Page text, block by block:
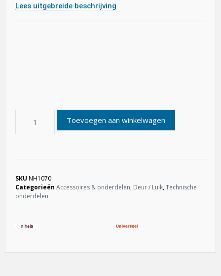
Lees uitgebreide beschrijving
Toevoegen aan winkelwagen
SKU NH1070
Categorieën Accessoires & onderdelen, Deur / Luik,Technische
onderdelen